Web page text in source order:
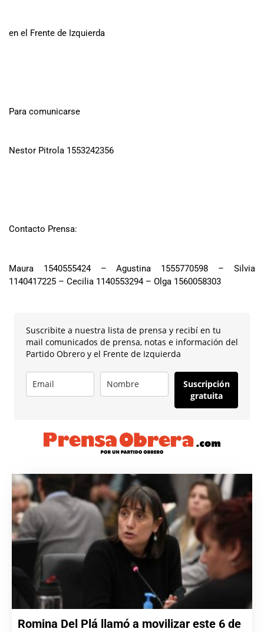
en el Frente de Izquierda
Para comunicarse
Nestor Pitrola 1553242356
Contacto Prensa:
Maura 1540555424 – Agustina 1555770598 – Silvia
1140417225 – Cecilia 1140553294 – Olga 1560058303
Suscribite a nuestra lista de prensa y recibí en tu
mail comunicados de prensa, notas e información del
Partido Obrero y el Frente de Izquierda
Suscripción
gratuita
Romina Del Plá llamó a movilizar este 6 de